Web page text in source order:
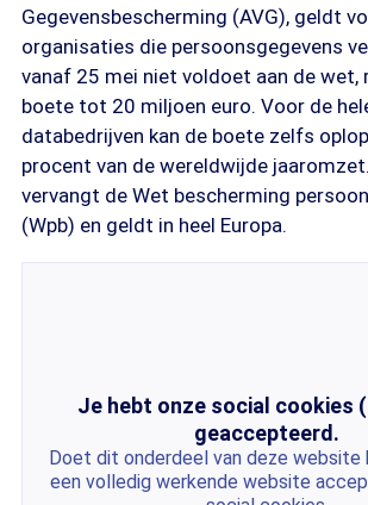
Gegevensbescherming (AVG), geldt
organisaties die persoonsgegevens
vanaf 25 mei niet voldoet aan de wet,
boete tot 20 miljoen euro. Voor de
databedrijven kan de boete zelfs
procent van de wereldwijde
vervangt de Wet bescherming
(Wpb) en geldt in heel Europa.
Je hebt onze social cookies
geaccepteerd.
Doet dit onderdeel van deze website
een volledig werkende website